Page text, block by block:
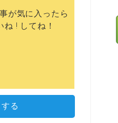
が気に入ったら
ね ! してね！
る